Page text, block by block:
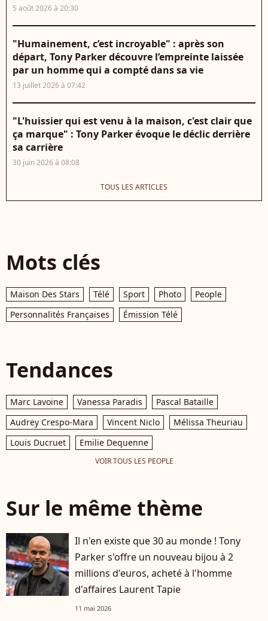
5 août 2026 à 20:30
"Humainement, c’est incroyable" : après son
départ, Tony Parker découvre l’empreinte laissée
par un homme qui a compté dans sa vie
13 juillet 2026 à 07:42
"L'huissier qui est venu à la maison, c'est clair que
ça marque" : Tony Parker évoque le déclic derrière
sa carrière
30 juin 2026 à 08:08
TOUS LES ARTICLES
Mots clés
Maison Des Stars Télé Sport Photo
People
Personnalités Françaises
Émission Télé
Tendances
Marc Lavoine Vanessa Paradis
Pascal Bataille
Audrey Crespo-Mara
Vincent Niclo
Mélissa Theuriau
Louis Ducruet
Emilie Dequenne
VOIR TOUS LES PEOPLE
Sur le même thème
Il n'en existe que 30 au monde ! Tony
Parker s'offre un nouveau bijou à 2
millions d'euros, acheté à l'homme
d'affaires Laurent Tapie
11 mai 2026